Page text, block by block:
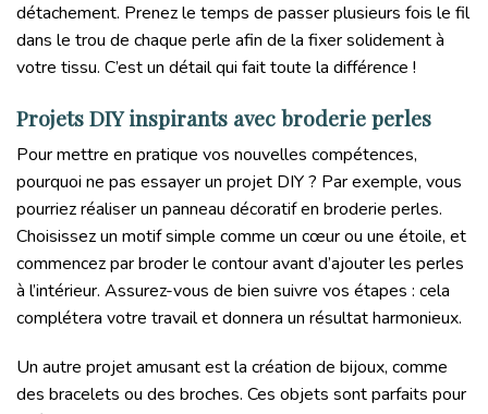
détachement. Prenez le temps de passer plusieurs fois le fil
dans le trou de chaque perle afin de la fixer solidement à
votre tissu. C’est un détail qui fait toute la différence !
Projets DIY inspirants avec broderie perles
Pour mettre en pratique vos nouvelles compétences,
pourquoi ne pas essayer un projet DIY ? Par exemple, vous
pourriez réaliser un panneau décoratif en broderie perles.
Choisissez un motif simple comme un cœur ou une étoile, et
commencez par broder le contour avant d’ajouter les perles
à l’intérieur. Assurez-vous de bien suivre vos étapes : cela
complétera votre travail et donnera un résultat harmonieux.
Un autre projet amusant est la création de bijoux, comme
des bracelets ou des broches. Ces objets sont parfaits pour